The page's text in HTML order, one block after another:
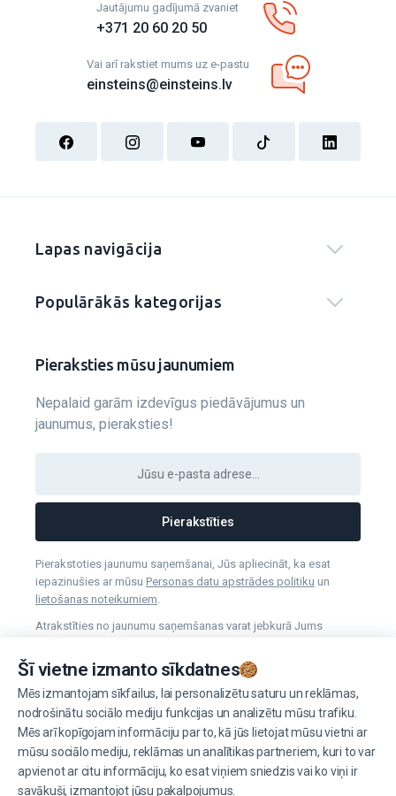
Šī vietne izmanto sīkdatnes
Mēs izmantojam sīkfailus, lai personalizētu saturu un reklāmas,
nodrošinātu sociālo mediju funkcijas un analizētu mūsu trafiku.
Mēs arī kopīgojam informāciju par to, kā jūs lietojat mūsu vietni ar
mūsu sociālo mediju, reklāmas un analītikas partneriem, kuri to var
apvienot ar citu informāciju, ko esat viņiem sniedzis vai ko viņi ir
savākuši, izmantojot jūsu pakalpojumus.
Jautājumu gadījumā zvaniet
+371 20 60 20 50
Vai arī rakstiet mums uz e-pastu
einsteins@einsteins.lv
Lapas navigācija
Populārākās kategorijas
Pieraksties mūsu jaunumiem
Nepalaid garām izdevīgus piedāvājumus un
jaunumus, pieraksties!
Pierakstīties
Pierakstoties jaunumu saņemšanai, Jūs apliecināt, ka esat
iepazinušies ar mūsu Personas datu apstrādes politiku un
lietošanas noteikumiem.
Atrakstīties no jaunumu saņemšanas varat jebkurā Jums
Pārvaldīt sīkdatnes